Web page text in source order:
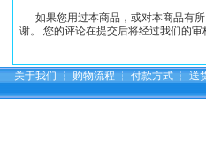
如果您用过本商品，或对本商品有所
谢。 您的评论在提交后将经过我们的
关于我们 ┆ 购物流程 ┆ 付款方式 ┆ 送